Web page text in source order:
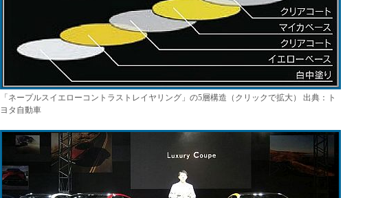
「ネープルスイエローコントラストレイヤリング」の5層構造（クリックで拡大） 出典：ト
ヨタ自動車